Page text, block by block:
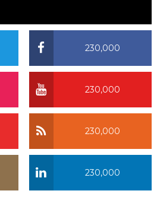
230,000
230,000
230,000
230,000